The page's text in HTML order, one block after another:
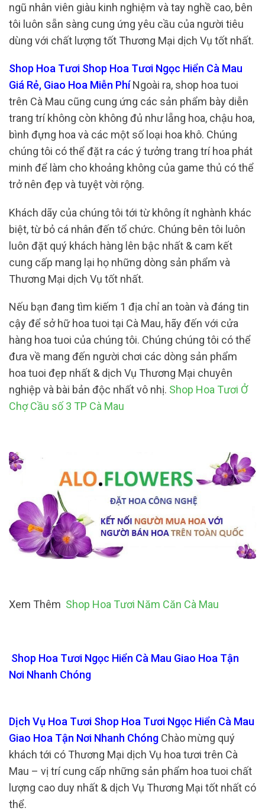
ngũ nhân viên giàu kinh nghiệm và tay nghề cao, bên
tôi luôn sẵn sàng cung ứng yêu cầu của người tiêu
dùng với chất lượng tốt Thương Mại dịch Vụ tốt nhất.
Shop Hoa Tươi Shop Hoa Tươi Ngọc Hiển Cà Mau
Giá Rẻ, Giao Hoa Miễn PhíNgoài ra, shop hoa tuoi
trên Cà Mau cũng cung ứng các sản phẩm bày diễn
trang trí không còn không đủ như lẵng hoa, chậu hoa,
bình đựng hoa và các một số loại hoa khô. Chúng
chúng tôi có thể đặt ra các ý tưởng trang trí hoa phát
minh để làm cho khoảng không của game thủ có thể
trở nên đẹp và tuyệt vời rộng.
Khách dãy của chúng tôi tới từ không ít nghành khác
biệt, từ bỏ cá nhân đến tổ chức. Chúng bên tôi luôn
luôn đặt quý khách hàng lên bậc nhất & cam kết
cung cấp mang lại họ những dòng sản phẩm và
Thương Mại dịch Vụ tốt nhất.
Nếu bạn đang tìm kiếm 1 địa chỉ an toàn và đáng tin
cậy để sở hữ hoa tuoi tại Cà Mau, hãy đến với cửa
hàng hoa tuoi của chúng tôi. Chúng chúng tôi có thể
đưa về mang đến người chơi các dòng sản phẩm
hoa tuoi đẹp nhất & dịch Vụ Thương Mại chuyên
nghiệp và bài bản độc nhất vô nhị. Shop Hoa Tươi Ở
Chợ Cầu số 3 TP Cà Mau
Xem Thêm Shop Hoa Tươi Năm Căn Cà Mau
Shop Hoa Tươi Ngọc Hiển Cà Mau Giao Hoa Tận
Nơi Nhanh Chóng
Dịch Vụ Hoa Tươi Shop Hoa Tươi Ngọc Hiển Cà Mau
Giao Hoa Tận Nơi Nhanh Chóng Chào mừng quý
khách tới có Thương Mại dịch Vụ hoa tươi trên Cà
Mau – vị trí cung cấp những sản phẩm hoa tuoi chất
lượng cao duy nhất & dịch Vụ Thương Mại tốt nhất có
thể.